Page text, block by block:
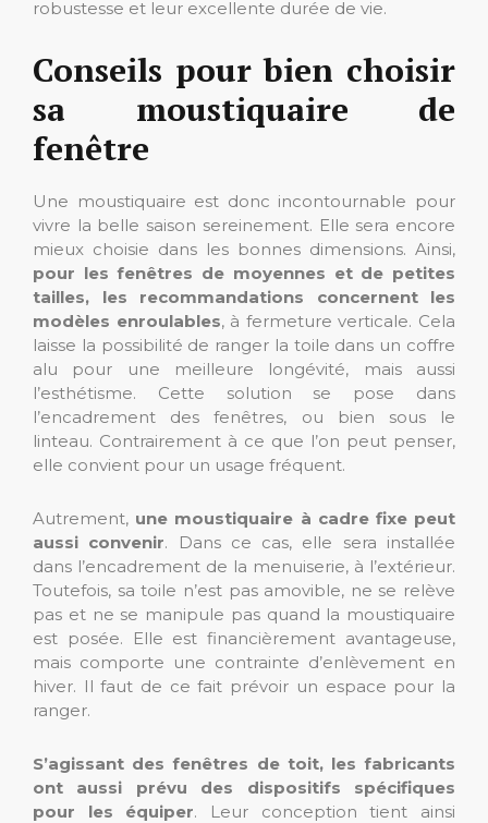
robustesse et leur excellente durée de vie.
Conseils pour bien choisir
sa moustiquaire de
fenêtre
Une moustiquaire est donc incontournable pour
vivre la belle saison sereinement. Elle sera encore
mieux choisie dans les bonnes dimensions. Ainsi,
pour les fenêtres de moyennes et de petites
tailles, les recommandations concernent les
modèles enroulables, à fermeture verticale. Cela
laisse la possibilité de ranger la toile dans un coffre
alu pour une meilleure longévité, mais aussi
l’esthétisme. Cette solution se pose dans
l’encadrement des fenêtres, ou bien sous le
linteau. Contrairement à ce que l’on peut penser,
elle convient pour un usage fréquent.
Autrement, une moustiquaire à cadre fixe peut
aussi convenir. Dans ce cas, elle sera installée
dans l’encadrement de la menuiserie, à l’extérieur.
Toutefois, sa toile n’est pas amovible, ne se relève
pas et ne se manipule pas quand la moustiquaire
est posée. Elle est financièrement avantageuse,
mais comporte une contrainte d’enlèvement en
hiver. Il faut de ce fait prévoir un espace pour la
ranger.
S’agissant des fenêtres de toit, les fabricants
ont aussi prévu des dispositifs spécifiques
pour les équiper. Leur conception tient ainsi